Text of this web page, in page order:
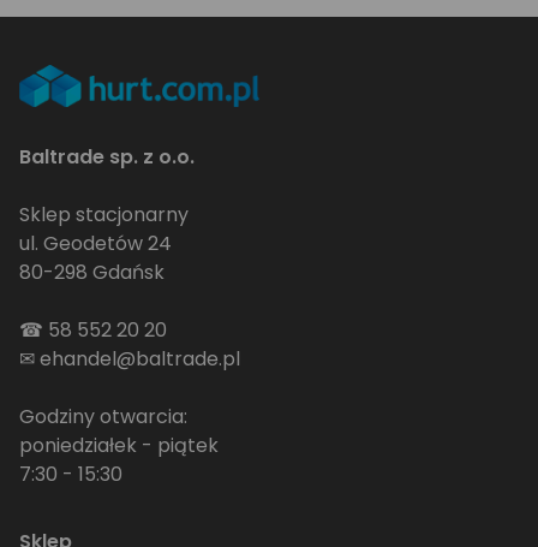
Baltrade sp. z o.o.
Sklep stacjonarny
ul. Geodetów 24
80-298 Gdańsk
☎ 58 552 20 20
✉ehandel@baltrade.pl
Godziny otwarcia:
poniedziałek - piątek
7:30 - 15:30